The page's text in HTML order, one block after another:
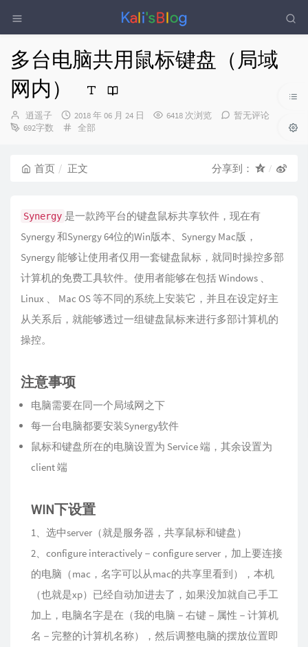
多台电脑共用鼠标键盘（局域
网内）
博
主：
逍遥子
发
布
2018 年 06 月 24 日 6418 次浏览
暂无评论
692字数
分
全部
首页 正文 分享到：
Synergy 是一款跨平台的键盘鼠标共享软件，现在有
Synergy 和Synergy 64位的Win版本、Synergy Mac版，
Synergy 能够让使用者仅用一套键盘鼠标，就同时操控多部
计算机的免费工具软件。使用者能够在包括 Windows 、
Linux 、 Mac OS 等不同的系统上安装它，并且在设定好主
从关系后，就能够透过一组键盘鼠标来进行多部计算机的
操控。
注意事项
电脑需要在同一个局域网之下
每一台电脑都要安装Synergy软件
鼠标和键盘所在的电脑设置为 Service 端，其余设置为
client 端
WIN下设置
1、选中server（就是服务器，共享鼠标和键盘）
2、configure interactively－configure server，加上要连接
的电脑（mac，名字可以从mac的共享里看到），本机
（也就是xp）已经自动加进去了，如果没加就自己手工
加上，电脑名字是在（我的电脑－右键－属性－计算机
名－完整的计算机名称），然后调整电脑的摆放位置即